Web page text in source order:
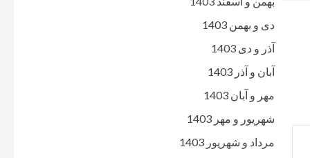
دی و بهمن 1403
آذر و دی 1403
آبان و آذر 1403
مهر و آبان 1403
شهریور و مهر 1403
مرداد و شهریور 1403